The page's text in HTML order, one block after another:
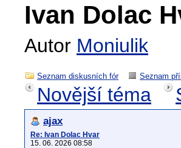
Ivan Dolac
Autor Moniulik
Seznam diskusních fór Seznam
Novější téma
ajax
Re: Ivan Dolac Hvar
15. 06. 2026 08:58